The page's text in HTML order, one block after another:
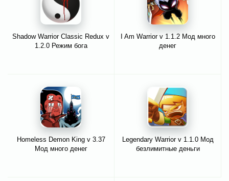
Shadow Warrior Classic Redux v
1.2.0 Режим бога
I Am Warrior v 1.1.2 Мод много
денег
Homeless Demon King v 3.37
Мод много денег
Legendary Warrior v 1.1.0 Мод
безлимитные деньги